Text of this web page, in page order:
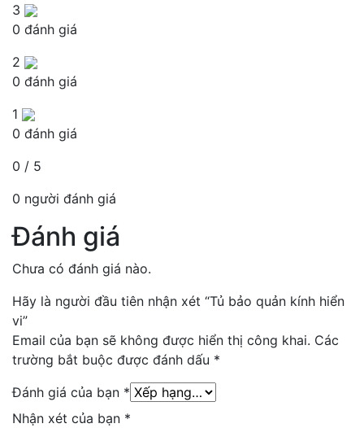
3
0 đánh giá
2
0 đánh giá
1
0 đánh giá
0 / 5
0 người đánh giá
Đánh giá
Chưa có đánh giá nào.
Hãy là người đầu tiên nhận xét “Tủ bảo quản kính hiển
vi”
Email của bạn sẽ không được hiển thị công khai. Các
trường bắt buộc được đánh dấu *
Đánh giá của bạn *
Nhận xét của bạn *